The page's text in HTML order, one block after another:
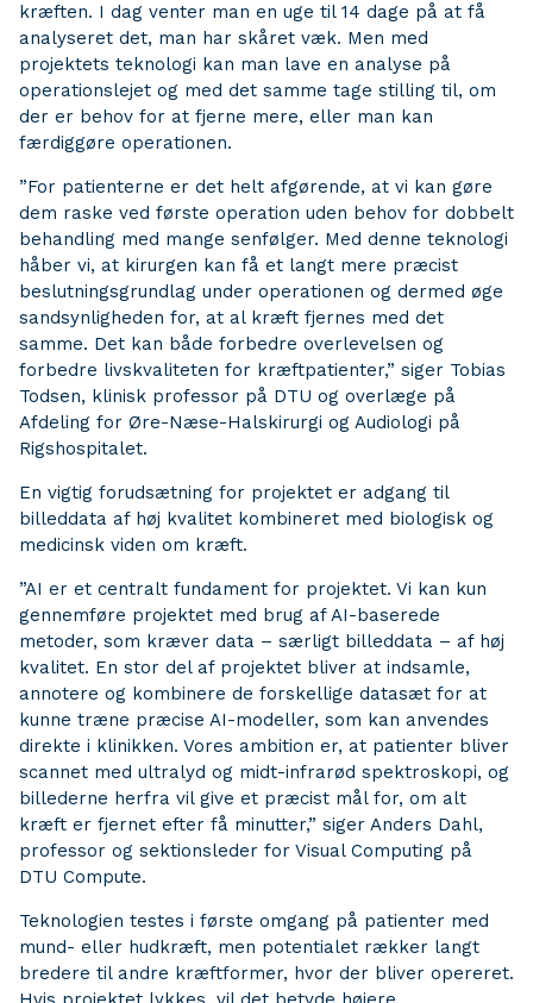
kræften. I dag venter man en uge til 14 dage på at få
analyseret det, man har skåret væk. Men med
projektets teknologi kan man lave en analyse på
operationslejet og med det samme tage stilling til, om
der er behov for at fjerne mere, eller man kan
færdiggøre operationen.
”For patienterne er det helt afgørende, at vi kan gøre
dem raske ved første operation uden behov for dobbelt
behandling med mange senfølger. Med denne teknologi
håber vi, at kirurgen kan få et langt mere præcist
beslutningsgrundlag under operationen og dermed øge
sandsynligheden for, at al kræft fjernes med det
samme. Det kan både forbedre overlevelsen og
forbedre livskvaliteten for kræftpatienter,” siger Tobias
Todsen, klinisk professor på DTU og overlæge på
Afdeling for Øre-Næse-Halskirurgi og Audiologi på
Rigshospitalet.
En vigtig forudsætning for projektet er adgang til
billeddata af høj kvalitet kombineret med biologisk og
medicinsk viden om kræft.
”AI er et centralt fundament for projektet. Vi kan kun
gennemføre projektet med brug af AI-baserede
metoder, som kræver data – særligt billeddata – af høj
kvalitet. En stor del af projektet bliver at indsamle,
annotere og kombinere de forskellige datasæt for at
kunne træne præcise AI-modeller, som kan anvendes
direkte i klinikken. Vores ambition er, at patienter bliver
scannet med ultralyd og midt-infrarød spektroskopi, og
billederne herfra vil give et præcist mål for, om alt
kræft er fjernet efter få minutter,” siger Anders Dahl,
professor og sektionsleder for Visual Computing på
DTU Compute.
Teknologien testes i første omgang på patienter med
mund- eller hudkræft, men potentialet rækker langt
bredere til andre kræftformer, hvor der bliver opereret.